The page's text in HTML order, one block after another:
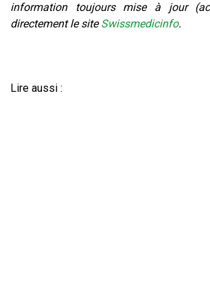
information toujours mise à jour
directement le siteSwissmedicinfo.
Lire aussi :